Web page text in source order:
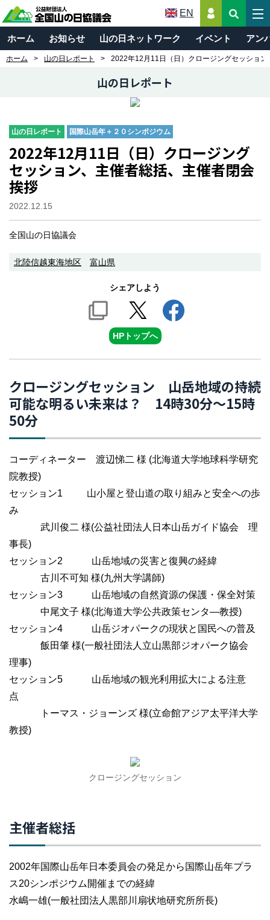
EN
ホーム お知らせ 山の日ネットワーク イベント アン
ホーム 山の日レポート 2022年12月11日（日）クロージングセッショ
山の日レポート
山の日レポート 国際山岳年＋２０シンポジウム
2022年12月11日（日）クロージング
セッション、主催者総括、主催者閉会
挨拶
2022.12.15
全国山の日協議会
北陸信越東海地区 富山県
シェアしよう
HPトップへ
クロージングセッション 山岳地域の持続
可能な明るい未来は？ 14時30分～15時
50分
コーディネーター 渡辺悌二 様 (北海道大学地球科学研究
院教授)
セッション1 山小屋と登山道の取り組みと安全への歩
み
武川俊二 様(公益社団法人日本山岳ガイド協会 理
事長)
セッション2 山岳地域の災害と復興の経緯
古川不可知 様(九州大学講師)
セッション3 山岳地域の自然資源の保護・保全対策
中尾文子 様(北海道大学公共政策センタ―教授)
セッション4 山岳ジオパークの現状と国民への普及
飯田肇 様(一般社団法人立山黒部ジオパーク協会
理事)
セッション5 山岳地域の観光利用拡大による注意
点
トーマス・ジョーンズ 様(立命館アジア太平洋大学
教授)
クロージングセッション
主催者総括
2002年国際山岳年日本委員会の発足から国際山岳年プラ
ス20シンポジウム開催までの経緯
水嶋一雄(一般社団法人黒部川扇状地研究所所長)